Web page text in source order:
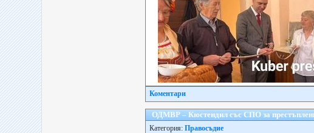
Коментари
ОДМВР – Кюстендил със СПО за
Категория: Правосъдие